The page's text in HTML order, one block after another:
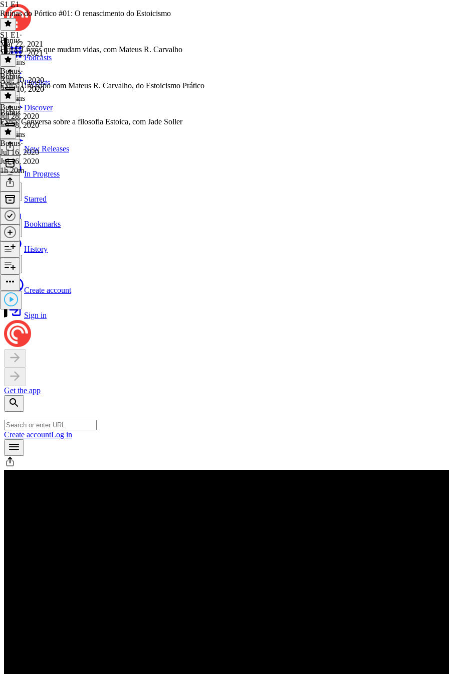
Podcasts
Playlists
Discover
New Releases
In Progress
Starred
Bookmarks
History
Create account
Sign in
Get the app
Create accountLog in
S1 E1
Ruínas do Pórtico #01: O renascimento do Estoicismo
S1 E1 ·
Mar 22, 2021
Mar 22, 2021
42 mins
Bonus
Extra: Livros que mudam vidas, com Mateus R. Carvalho
Bonus·
Aug 10, 2020
Aug 10, 2020
42 mins
Bonus
Extra: Um papo com Mateus R. Carvalho, do Estoicismo Prático
Bonus·
Jul 28, 2020
Jul 28, 2020
49 mins
Bonus
Extra: Conversa sobre a filosofia Estoica, com Jade Soller
Bonus·
Jul 16, 2020
Jul 16, 2020
1h 20m